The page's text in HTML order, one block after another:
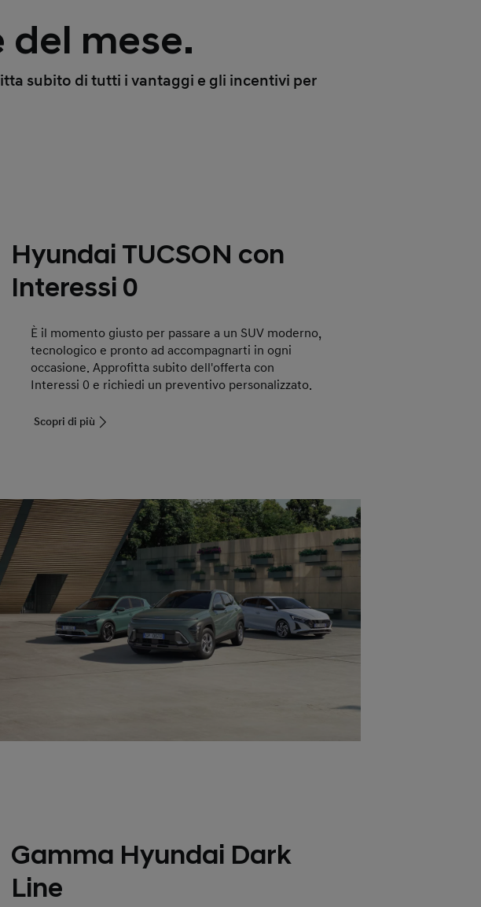
mese.
subito di tutti i vantaggi e gli incentivi per
Hyundai TUCSON con
Interessi 0
È il momento giusto per passare a un SUV moderno,
tecnologico e pronto ad accompagnarti in ogni
occasione. Approfitta subito dell'offerta con
Interessi 0 e richiedi un preventivo personalizzato.
Scopri di più
Gamma Hyundai Dark
Line